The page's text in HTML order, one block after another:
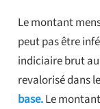
Le montant
peut pas être
indiciaire brut au
revalorisé dans
base.Le